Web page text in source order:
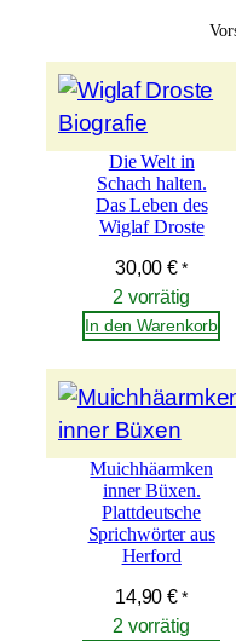
r
f
Die Welt in
Schach halten.
Das Leben des
Wiglaf Droste
30,00 € *
2 vorrätig
In den Warenkorb
Muichhäarmken
inner Büxen.
Plattdeutsche
Sprichwörter aus
Herford
14,90 € *
2 vorrätig